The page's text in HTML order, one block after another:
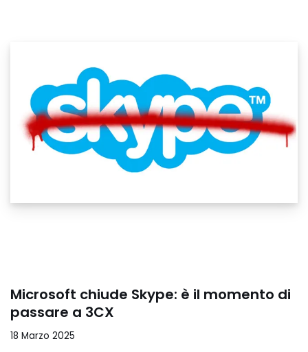
Microsoft chiude Skype: è il momento di
passare a 3CX
18 Marzo 2025